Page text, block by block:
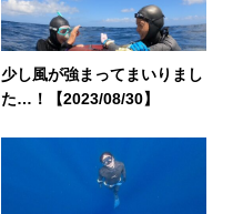
少し風が強まってまいりまし
た…！【2023/08/30】